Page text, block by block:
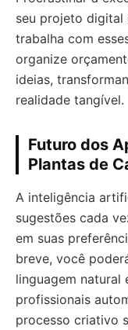
seu projeto digital
trabalha com
organize
ideias,
realidade tangível.
Futuro dos
Plantas de
A inteligência
sugestões cada
em suas
breve, você
linguagem natural
profissionais
processo criativo